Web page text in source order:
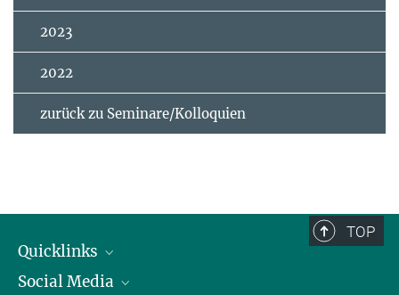
2023
2022
zurück zu Seminare/Kolloquien
TOP
Quicklinks
IMPRS Graduiertenschule
Social Media